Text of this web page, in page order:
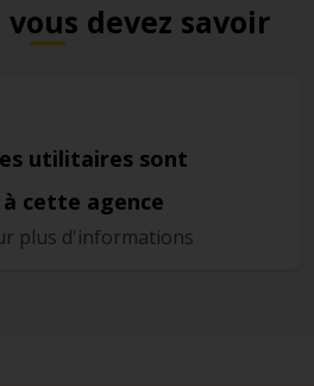
devez savoir
utilitaires sont
cette agence
plus d'informations